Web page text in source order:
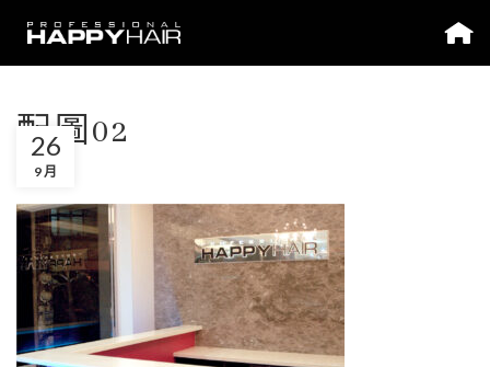
配圖02
26
9 月